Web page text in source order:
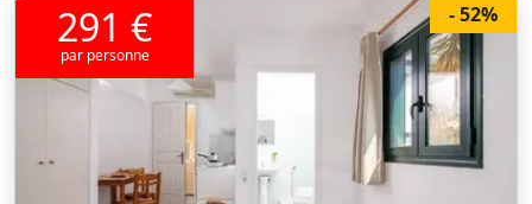
- 52%
291 €
par personne